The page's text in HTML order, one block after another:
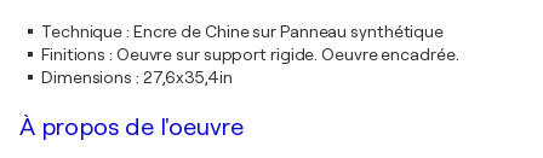
Technique: Encre de Chine sur Panneau synthétique
Finitions : Oeuvre sur support rigide. Oeuvre encadrée.
Dimensions : 27,6x35,4in
À propos de l'oeuvre